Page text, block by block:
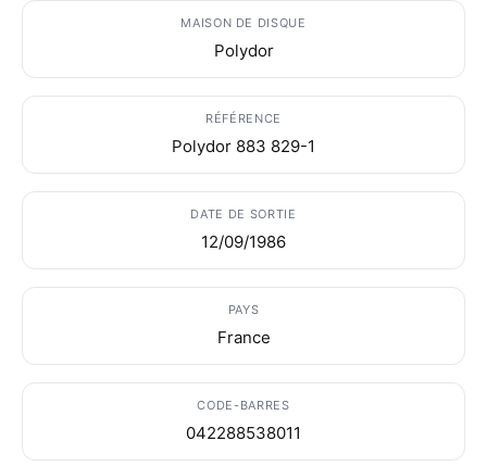
MAISON DE DISQUE
Polydor
RÉFÉRENCE
Polydor 883 829-1
DATE DE SORTIE
12/09/1986
PAYS
France
CODE-BARRES
042288538011